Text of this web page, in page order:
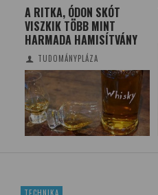
A RITKA, ÓDON SKÓT
VISZKIK TÖBB MINT
HARMADA HAMISÍTVÁNY
TUDOMÁNYPLÁZA